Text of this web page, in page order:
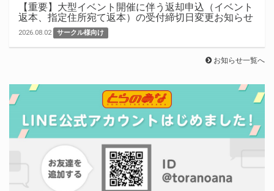
【重要】大型イベント開催に伴う返却申込（イベント
返本、指定住所宛て返本）の受付締切日変更お知らせ
2026.08.02 サークル様向け
お知らせ一覧へ